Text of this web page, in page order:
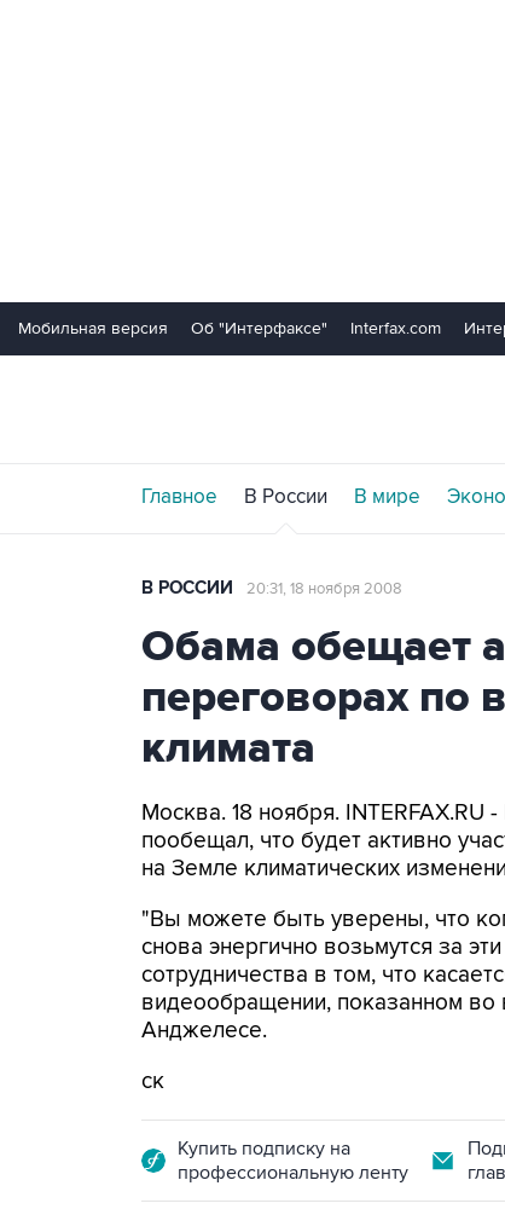
Мобильная версия Об "Интерфаксе" Interfax.com
Главное В России В мире
В РОССИИ 20:31, 18 ноября 2008
Обама обещает
переговорах по
климата
Москва. 18 ноября.
пообещал, что будет активно
на Земле климатических
"Вы можете быть уверены, что
снова энергично возьмутся за
сотрудничества в том, что
видеообращении, показанном во
Анджелесе.
ск
Купить подписку на
профессиональную ленту